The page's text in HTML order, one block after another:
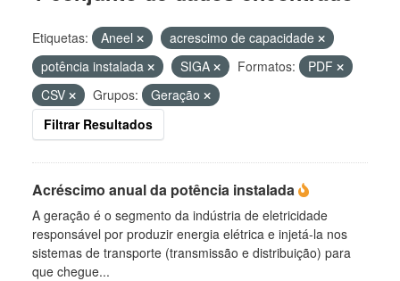
Etiquetas: Aneel
acrescimo de capacidade
potência instalada
SIGA Formatos:
PDF
CSV
Grupos:
Geração
Filtrar Resultados
Acréscimo anual da potência instalada
A geração é o segmento da indústria de eletricidade
responsável por produzir energia elétrica e injetá-la nos
sistemas de transporte (transmissão e distribuição) para
que chegue...